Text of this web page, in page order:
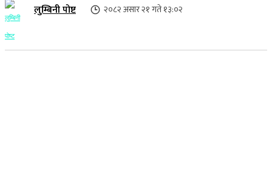
लुम्बिनी पोष्ट २०८२ असार २१ गते १३:०२